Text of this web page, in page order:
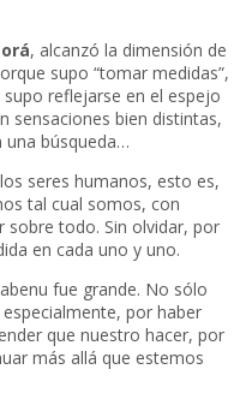
, alcanzó la dimensión de
supo “tomar medidas”,
reflejarse en el espejo
sensaciones bien distintas,
búsqueda…
seres humanos, esto es,
tal cual somos, con
sobre todo. Sin olvidar, por
en cada uno y uno.
fue grande. No sólo
por haber
que nuestro hacer, por
más allá que estemos